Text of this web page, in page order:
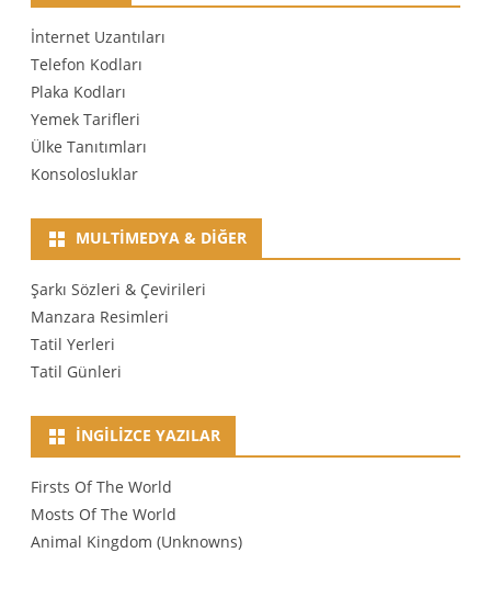
İnternet Uzantıları
Telefon Kodları
Plaka Kodları
Yemek Tarifleri
Ülke Tanıtımları
Konsolosluklar
MULTIMEDYA & DIĞER
Şarkı Sözleri & Çevirileri
Manzara Resimleri
Tatil Yerleri
Tatil Günleri
İNGILIZCE YAZILAR
Firsts Of The World
Mosts Of The World
Animal Kingdom (Unknowns)